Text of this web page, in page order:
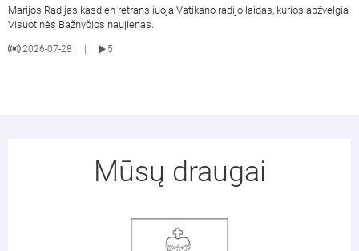
Marijos Radijas kasdien retransliuoja Vatikano radijo laidas, kurios apžvelgia
Visuotinės Bažnyčios naujienas.
2026-07-28 5
Mūsų draugai